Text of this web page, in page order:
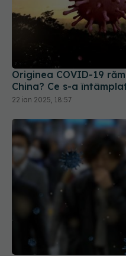
Originea COVID-19
China? Ce s-a
22 ian 2025, 18:57
Creștere îngrijorătoare